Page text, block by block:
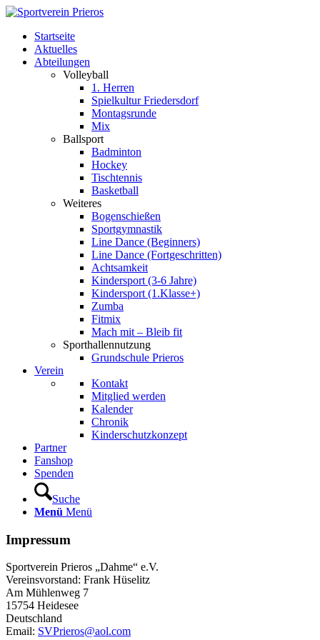
Startseite
Aktuelles
Abteilungen
Volleyball
1. Herren
Spielkultur Friedersdorf
Montagsrunde
Mix
Ballsport
Badminton
Hockey
Tischtennis
Basketball
Weiteres
Bogenschießen
Sportgymnastik
Line Dance (Beginners)
Line Dance (Fortgeschritten)
Achtsamkeit
Kindersport (3-6 Jahre)
Kindersport (1.Klasse+)
Zumba
Fitmix
Mach mit – Bleib fit
Sporthallennutzung
Grundschule Prieros
Verein
Kontakt
Mitglied werden
Kalender
Chronik
Kinderschutzkonzept
Partner
Fanshop
Spenden
Suche
Menü Menü
Impressum
Sportverein Prieros „Dahme“ e.V.
Vereinsvorstand: Frank Hüselitz
Am Mühlenweg 7
15754 Heidesee
Deutschland
Email: SVPrieros@aol.com